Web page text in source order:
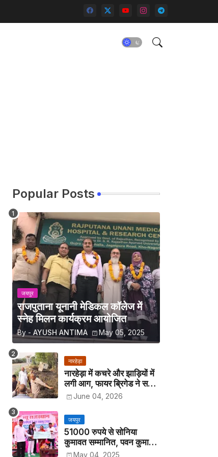
Popular Posts
जयपुर
राजपुताना यूनानी मेडिकल कॉलेज में
स्नेह मिलन कार्यक्रम आयोजित
By - AYUSH ANTIMA May 05, 2025
नारहेड़ा
नारहेड़ा में कचरे और झाड़ियों में
लगी आग, फायर ब्रिगेड ने समय
रहते पाया काबू
June 04, 2026
जयपुर
51000 रुपये से सोनिया
कुमावत सम्मानित, पवन कुमावत
व अन्य छात्रों को मिला लैपटॉप
May 04, 2025